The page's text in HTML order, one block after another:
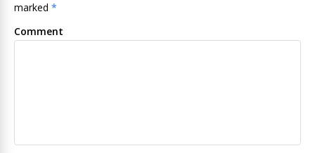
marked *
Comment